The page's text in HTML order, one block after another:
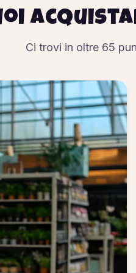
Ci trovi in oltre 65